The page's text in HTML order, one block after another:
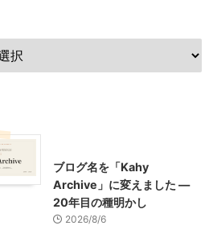
ブログ名を「Kahy
Archive」に変えました ―
20年目の種明かし
2026/8/6